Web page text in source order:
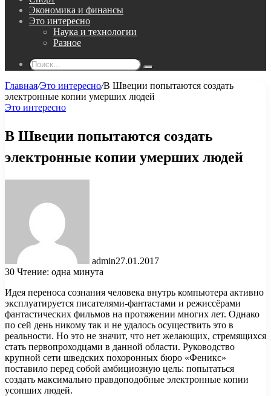
Экономика и финансы
Это интересно
Наука и технологии
Разное
Поиск...
Главная/Это интересно/В Швеции попытаются создать
электронные копии умерших людей
Это интересно
В Швеции попытаются создать
электронные копии умерших людей
admin27.01.2017
30 Чтение: одна минута
Идея переноса сознания человека внутрь компьютера активно
эксплуатируется писателями-фантастами и режиссёрами
фантастических фильмов на протяжении многих лет. Однако
по сей день никому так и не удалось осуществить это в
реальности. Но это не значит, что нет желающих, стремящихся
стать первопроходцами в данной области. Руководство
крупной сети шведских похоронных бюро «Феникс»
поставило перед собой амбициозную цель: попытаться
создать максимально правдоподобные электронные копии
усопших людей.